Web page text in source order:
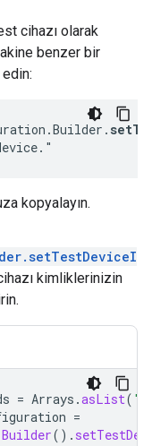
cihazı olarak
benzer bir
kopyalayın.
kimliklerinizin
= Arrays .asList(
=
Builder().